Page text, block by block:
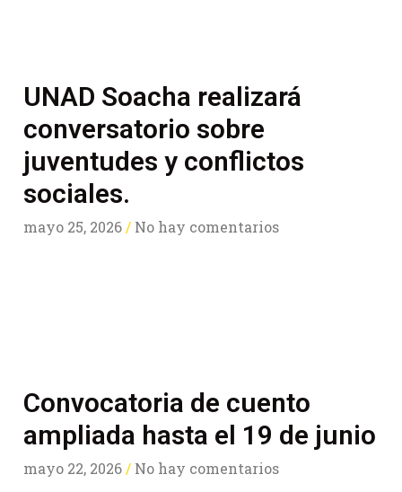
UNAD Soacha realizará
conversatorio sobre
juventudes y conflictos
sociales.
mayo 25, 2026 No hay comentarios
Convocatoria de cuento
ampliada hasta el 19 de junio
mayo 22, 2026 No hay comentarios